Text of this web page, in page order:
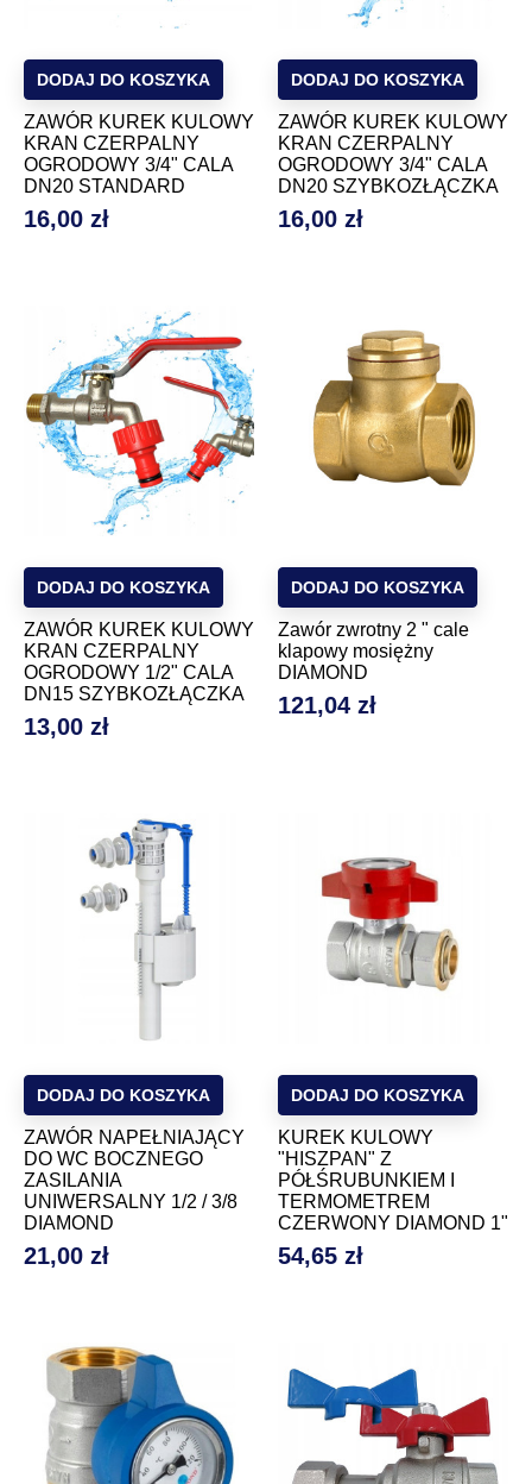
ZAWÓR KUREK KULOWY
KRAN CZERPALNY
OGRODOWY 3/4" CALA
DN20 STANDARD
Cena
16,00 zł
DODAJ DO KOSZYKA
ZAWÓR KUREK KULOWY
KRAN CZERPALNY
OGRODOWY 3/4" CALA
DN20 SZYBKOZŁĄCZKA
Cena
16,00 zł
DODAJ DO KOSZYKA
ZAWÓR KUREK KULOWY
KRAN CZERPALNY
OGRODOWY 1/2" CALA
DN15 SZYBKOZŁĄCZKA
Cena
13,00 zł
DODAJ DO KOSZYKA
Zawór zwrotny 2 " cale
klapowy mosiężny
DIAMOND
Cena
121,04 zł
DODAJ DO KOSZYKA
ZAWÓR NAPEŁNIAJĄCY
DO WC BOCZNEGO
ZASILANIA
UNIWERSALNY 1/2 / 3/8
DIAMOND
Cena
21,00 zł
DODAJ DO KOSZYKA
KUREK KULOWY
"HISZPAN" Z
PÓŁŚRUBUNKIEM I
TERMOMETREM
CZERWONY DIAMOND 1"
Cena
54,65 zł
DODAJ DO KOSZYKA